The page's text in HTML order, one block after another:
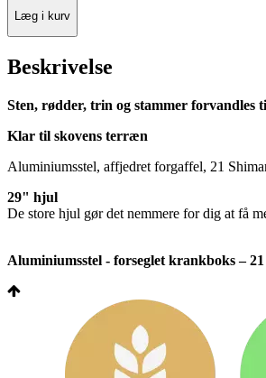
Læg i kurv
Beskrivelse
Sten, rødder, trin og stammer forvandles
Klar til skovens terræn
Aluminiumsstel, affjedret forgaffel, 21
29" hjul
De store hjul gør det nemmere for dig at få
Aluminiumsstel - forseglet krankboks –